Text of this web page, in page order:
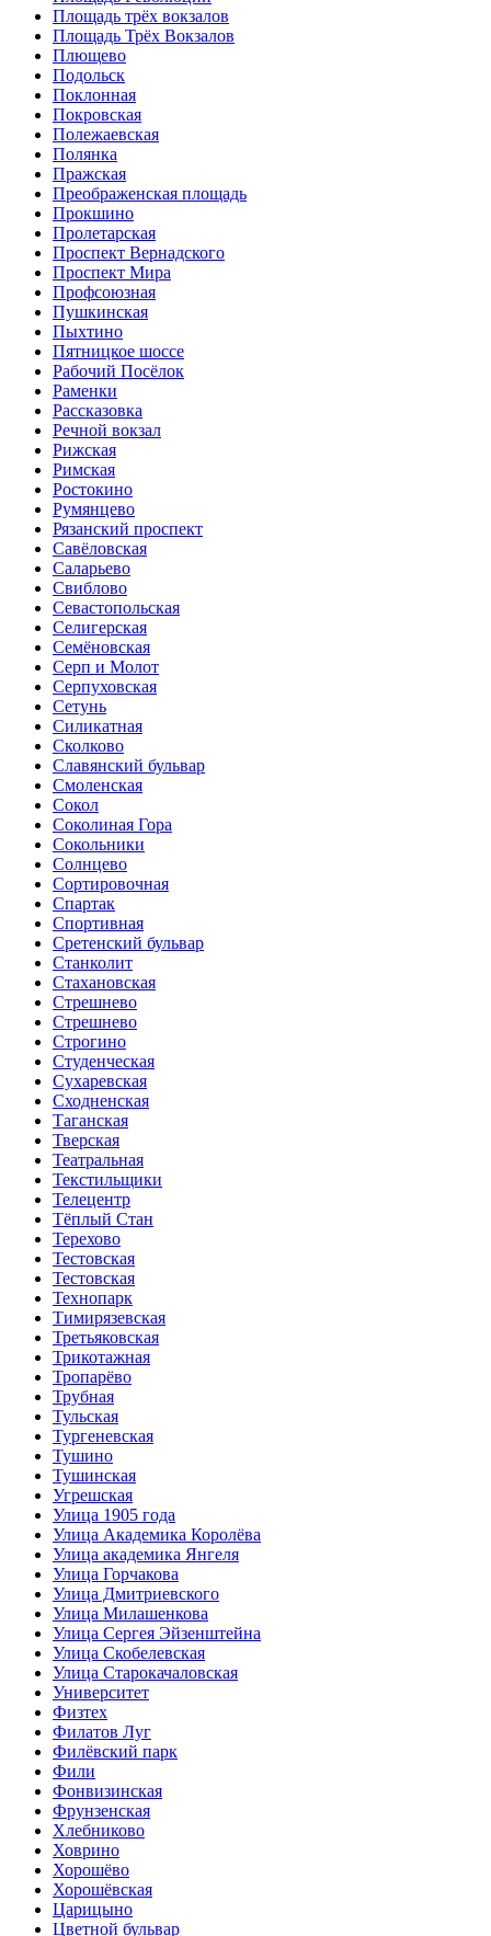
Площадь трёх вокзалов
Площадь Трёх Вокзалов
Плющево
Подольск
Поклонная
Покровская
Полежаевская
Полянка
Пражская
Преображенская площадь
Прокшино
Пролетарская
Проспект Вернадского
Проспект Мира
Профсоюзная
Пушкинская
Пыхтино
Пятницкое шоссе
Рабочий Посёлок
Раменки
Рассказовка
Речной вокзал
Рижская
Римская
Ростокино
Румянцево
Рязанский проспект
Савёловская
Саларьево
Свиблово
Севастопольская
Селигерская
Семёновская
Серп и Молот
Серпуховская
Сетунь
Силикатная
Сколково
Славянский бульвар
Смоленская
Сокол
Соколиная Гора
Сокольники
Солнцево
Сортировочная
Спартак
Спортивная
Сретенский бульвар
Станколит
Стахановская
Стрешнево
Стрешнево
Строгино
Студенческая
Сухаревская
Сходненская
Таганская
Тверская
Театральная
Текстильщики
Телецентр
Тёплый Стан
Терехово
Тестовская
Тестовская
Технопарк
Тимирязевская
Третьяковская
Трикотажная
Тропарёво
Трубная
Тульская
Тургеневская
Тушино
Тушинская
Угрешская
Улица 1905 года
Улица Академика Королёва
Улица академика Янгеля
Улица Горчакова
Улица Дмитриевского
Улица Милашенкова
Улица Сергея Эйзенштейна
Улица Скобелевская
Улица Старокачаловская
Университет
Физтех
Филатов Луг
Филёвский парк
Фили
Фонвизинская
Фрунзенская
Хлебниково
Ховрино
Хорошёво
Хорошёвская
Царицыно
Цветной бульвар